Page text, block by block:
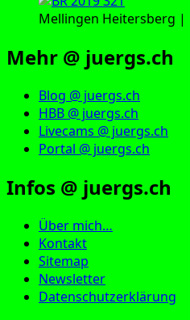
Mellingen Heitersberg |
Mehr @ juergs.ch
Blog @ juergs.ch
HBB @ juergs.ch
Livecams @ juergs.ch
Portal @ juergs.ch
Infos @ juergs.ch
Über mich…
Kontakt
Sitemap
Newsletter
Datenschutzerklärung